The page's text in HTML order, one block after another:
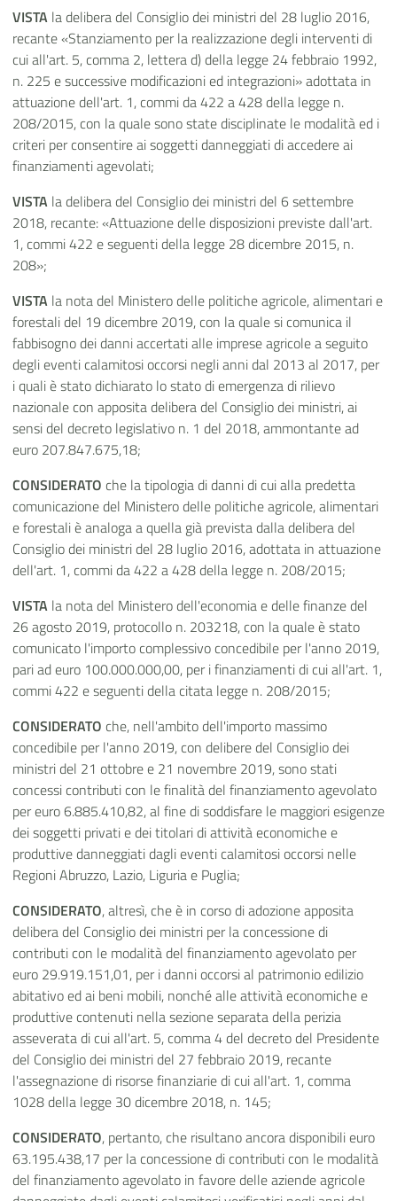
VISTA la delibera del Consiglio dei ministri del 28 luglio 2016,
recante «Stanziamento per la realizzazione degli interventi di
cui all'art. 5, comma 2, lettera d) della legge 24 febbraio 1992,
n. 225 e successive modificazioni ed integrazioni» adottata in
attuazione dell'art. 1, commi da 422 a 428 della legge n.
208/2015, con la quale sono state disciplinate le modalità ed i
criteri per consentire ai soggetti danneggiati di accedere ai
finanziamenti agevolati;
VISTA la delibera del Consiglio dei ministri del 6 settembre
2018, recante: «Attuazione delle disposizioni previste dall'art.
1, commi 422 e seguenti della legge 28 dicembre 2015, n.
208»;
VISTA la nota del Ministero delle politiche agricole, alimentari e
forestali del 19 dicembre 2019, con la quale si comunica il
fabbisogno dei danni accertati alle imprese agricole a seguito
degli eventi calamitosi occorsi negli anni dal 2013 al 2017, per
i quali è stato dichiarato lo stato di emergenza di rilievo
nazionale con apposita delibera del Consiglio dei ministri, ai
sensi del decreto legislativo n. 1 del 2018, ammontante ad
euro 207.847.675,18;
CONSIDERATO che la tipologia di danni di cui alla predetta
comunicazione del Ministero delle politiche agricole, alimentari
e forestali è analoga a quella già prevista dalla delibera del
Consiglio dei ministri del 28 luglio 2016, adottata in attuazione
dell'art. 1, commi da 422 a 428 della legge n. 208/2015;
VISTA la nota del Ministero dell'economia e delle finanze del
26 agosto 2019, protocollo n. 203218, con la quale è stato
comunicato l'importo complessivo concedibile per l'anno 2019,
pari ad euro 100.000.000,00, per i finanziamenti di cui all'art. 1,
commi 422 e seguenti della citata legge n. 208/2015;
CONSIDERATO che, nell'ambito dell'importo massimo
concedibile per l'anno 2019, con delibere del Consiglio dei
ministri del 21 ottobre e 21 novembre 2019, sono stati
concessi contributi con le finalità del finanziamento agevolato
per euro 6.885.410,82, al fine di soddisfare le maggiori esigenze
dei soggetti privati e dei titolari di attività economiche e
produttive danneggiati dagli eventi calamitosi occorsi nelle
Regioni Abruzzo, Lazio, Liguria e Puglia;
CONSIDERATO, altresì, che è in corso di adozione apposita
delibera del Consiglio dei ministri per la concessione di
contributi con le modalità del finanziamento agevolato per
euro 29.919.151,01, per i danni occorsi al patrimonio edilizio
abitativo ed ai beni mobili, nonché alle attività economiche e
produttive contenuti nella sezione separata della perizia
asseverata di cui all'art. 5, comma 4 del decreto del Presidente
del Consiglio dei ministri del 27 febbraio 2019, recante
l'assegnazione di risorse finanziarie di cui all'art. 1, comma
1028 della legge 30 dicembre 2018, n. 145;
CONSIDERATO, pertanto, che risultano ancora disponibili euro
63.195.438,17 per la concessione di contributi con le modalità
del finanziamento agevolato in favore delle aziende agricole